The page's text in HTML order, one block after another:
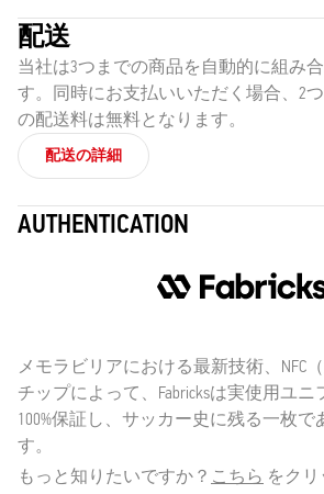
配送
当社は3つまでの商品を自動的に組み
す。同時にお支払いいただく場合、2
の配送料は無料となります。
配送の詳細
AUTHENTICATION
メモラビリアにおける最新技術、NFC
チップによって、Fabricksは実使用ユ
100%保証し、サッカー史に残る一枚で
す。
もっと知りたいですか？ こちら をクリ